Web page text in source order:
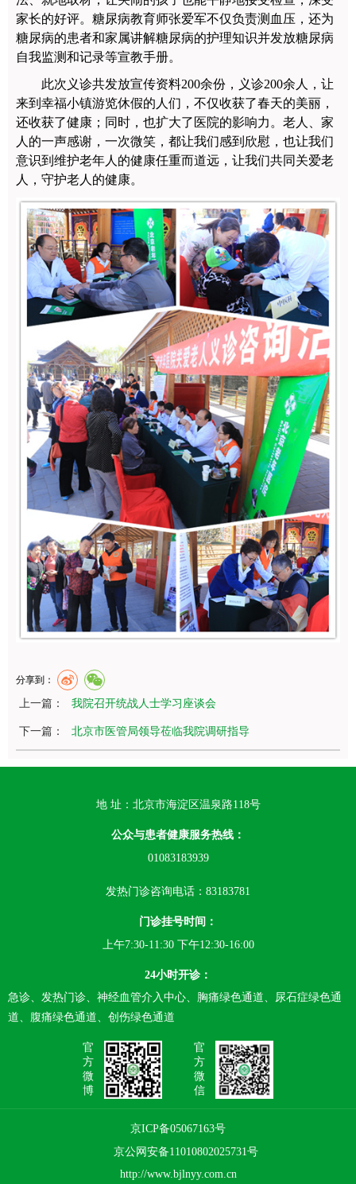
家长的好评。糖尿病教育师张爱军不仅负责测血压，还为
糖尿病的患者和家属讲解糖尿病的护理知识并发放糖尿病
自我监测和记录等宣教手册。
此次义诊共发放宣传资料200余份，义诊200余人，让
来到幸福小镇游览休假的人们，不仅收获了春天的美丽，
还收获了健康；同时，也扩大了医院的影响力。老人、家
人的一声感谢，一次微笑，都让我们感到欣慰，也让我们
意识到维护老年人的健康任重而道远，让我们共同关爱老
人，守护老人的健康。
分享到：
上一篇： 我院召开统战人士学习座谈会
下一篇： 北京市医管局领导莅临我院调研指导
地 址：北京市海淀区温泉路118号
公众与患者健康服务热线：
01083183939
发热门诊咨询电话：83183781
门诊挂号时间：
上午7:30-11:30 下午12:30-16:00
24小时开诊：
急诊、发热门诊、神经血管介入中心、胸痛绿色通道、尿石症绿色通
道、腹痛绿色通道、创伤绿色通道
官
方
微
博
官
方
微
信
京ICP备05067163号
京公网安备11010802025731号
http://www.bjlnyy.com.cn